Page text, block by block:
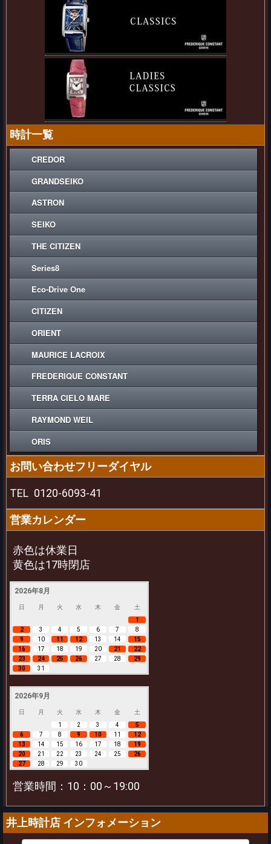
時計一覧
CREDOR
GRANDSEIKO
ASTRON
SEIKO
THE CITIZEN
Series8
Eco-Drive One
CITIZEN
ORIENT
MAURICE LACROIX
FREDERIQUE CONSTANT
TERRA CIELO MARE
RAYMOND WEIL
ORIS
お問い合わせフリーダイヤル
TEL 0120-6093-41
営業カレンダー
赤色は休業日
黄色は17時閉店
2026年8月
日 月 火 水 木 金
土
1
2
3 4 5 6 7
8
9
10 11 12 13 14
15
16
17 18 19 20 21
22
23
24 25 26 27 28
29
30
31
2026年9月
日 月 火 水 木 金
土
1
2 3 4
5
6
7 8 9 10 11
12
13
14 15 16 17 18
19
20
21 22 23 24 25
26
27
28 29 30
営業時間：10：00～19:00
井上時計店 インフォメーション